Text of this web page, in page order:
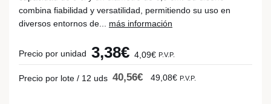
combina fiabilidad y versatilidad, permitiendo su uso en
diversos entornos de... más información
Precio por unidad 3,38€ 4,09€ P.V.P.
Precio por lote / 12 uds 40,56€ 49,08€ P.V.P.